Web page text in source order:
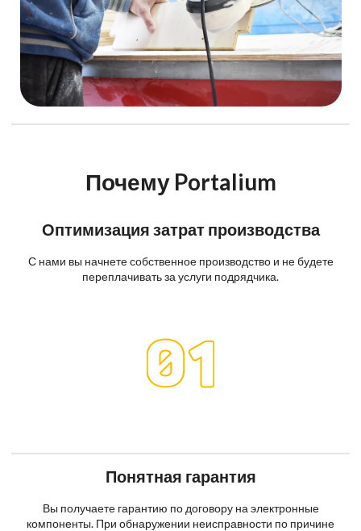
Почему Portalium
Оптимизация затрат производства
С нами вы начнете собственное производство и не будете
переплачивать за услуги подрядчика.
Понятная гарантия
Вы получаете гарантию по договору на электронные
компоненты. При обнаружении неисправности по причине